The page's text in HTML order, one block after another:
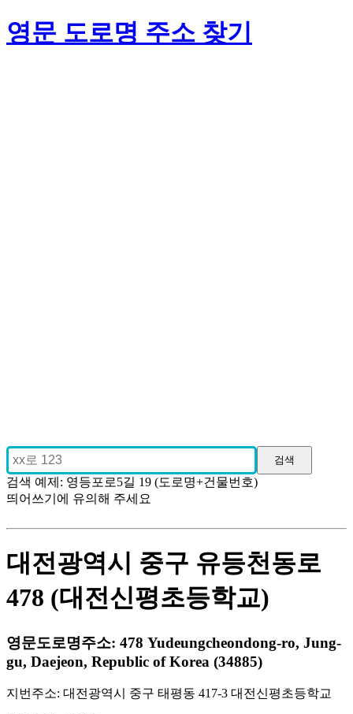
영문 도로명 주소 찾기
검색 예제: 영등포로5길 19 (도로명+건물번호)
띄어쓰기에 유의해 주세요
대전광역시 중구 유등천동로
478 (대전신평초등학교)
영문도로명주소: 478 Yudeungcheondong-ro, Jung-
gu, Daejeon, Republic of Korea (34885)
지번주소: 대전광역시 중구 태평동 417-3 대전신평초등학교